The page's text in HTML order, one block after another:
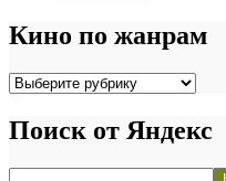
Кино по жанрам
Кино
жанрам
Поиск от Яндекс